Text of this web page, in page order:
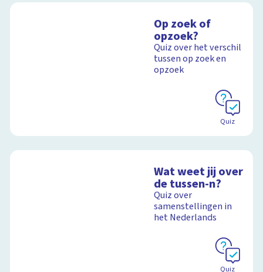
Op zoek of
opzoek?
Quiz over het verschil
tussen op zoek en
opzoek
Quiz
Wat weet jij over
de tussen-n?
Quiz over
samenstellingen in
het Nederlands
Quiz